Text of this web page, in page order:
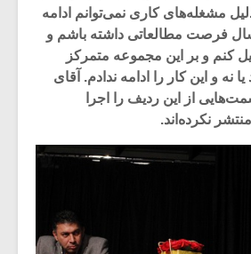
مشغله‌های کاری نمی‌توانم ادامه
فرصت مطالعاتی داشته باشم و
کنم و بر این مجموعه متمرکز
نه و این کار را ادامه ندادم. آقای
از این ردیف را اجرا
نکرده‌اند.